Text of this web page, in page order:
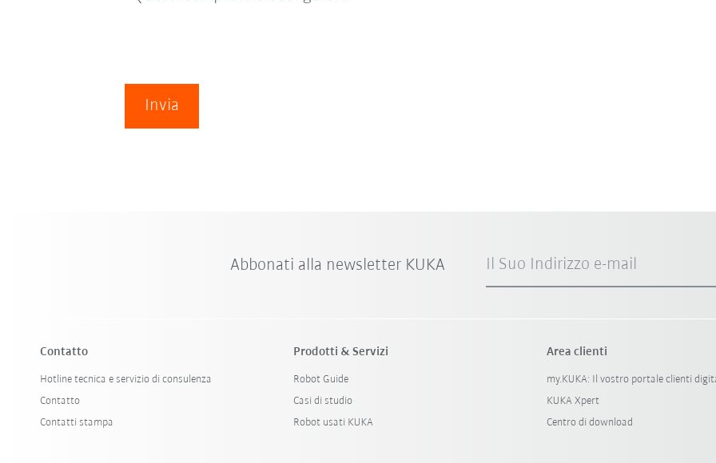
Invia
Abbonati alla newsletter KUKA Il Suo Indirizzo e-mail
Contatto
Hotline tecnica e servizio di consulenza
Contatto
Contatti stampa
Prodotti & Servizi
Robot Guide
Casi di studio
Robot usati KUKA
Area clienti
my.KUKA: Il vostro portale clienti
KUKA Xpert
Centro di download